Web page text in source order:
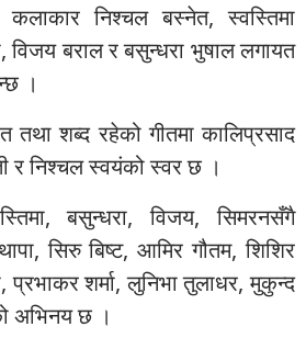
कलाकार निश्चल बस्नेत, स्वस्तिमा
बराल र बसुन्धरा भुषाल लगायत
।
तथा शब्द रहेको गीतमा कालिप्रसाद
र निश्चल स्वयंको स्वर छ ।
बसुन्धरा, विजय, सिमरनसँगै
सिरु बिष्ट, आमिर गौतम, शिशिर
प्रभाकर शर्मा, लुनिभा तुलाधर, मुकुन्द
अभिनय छ ।